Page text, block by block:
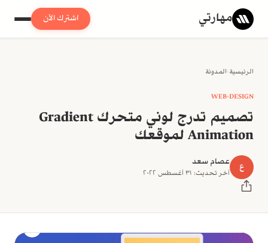
مهارتي اشترك الآن
الرئيسية›المدونة
WEB-DESIGN
تصميم تدرج لوني متحرك Gradient
Animation لموقعك
ع عصام سعد
آخر تحديث: ٣١ أغسطس ٢٠٢٢